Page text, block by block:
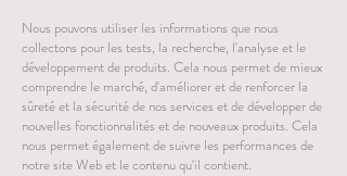
Nous pouvons utiliser les informations que nous
collectons pour les tests, la recherche, l'analyse et le
développement de produits. Cela nous permet de mieux
comprendre le marché, d'améliorer et de renforcer la
sûreté et la sécurité de nos services et de développer de
nouvelles fonctionnalités et de nouveaux produits. Cela
nous permet également de suivre les performances de
notre site Web et le contenu qu'il contient.